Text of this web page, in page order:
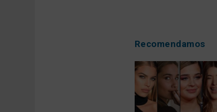
Recomendamos